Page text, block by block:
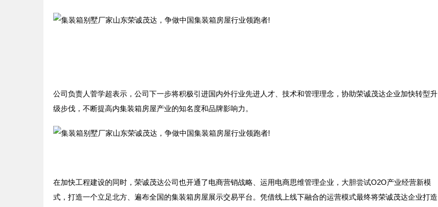
公司负责人菅学超表示，公司下一步将积极引进国内外行业先进人才、技术和管理理念，协助荣诚茂达企业加快转型升
级步伐，不断提高内集装箱房屋产业的知名度和品牌影响力。
在加快工程建设的同时，荣诚茂达公司也开通了电商营销战略、运用电商思维管理企业，大胆尝试O2O产业经营新模
式，打造一个立足北方、遍布全国的集装箱房屋展示交易平台。凭借线上线下融合的运营模式最终将荣诚茂达企业打造